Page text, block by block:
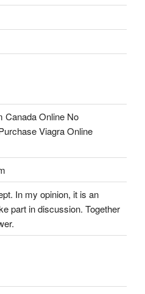
Canada Online No
Viagra Online
In my opinion, it is an
part in discussion. Together